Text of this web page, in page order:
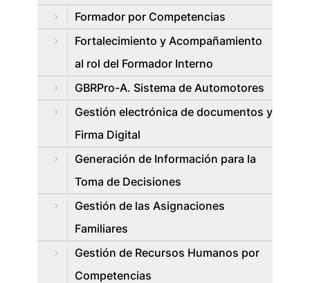
Formador por Competencias
Fortalecimiento y Acompañamiento
al rol del Formador Interno
GBRPro-A. Sistema de Automotores
Gestión electrónica de documentos y
Firma Digital
Generación de Información para la
Toma de Decisiones
Gestión de las Asignaciones
Familiares
Gestión de Recursos Humanos por
Competencias